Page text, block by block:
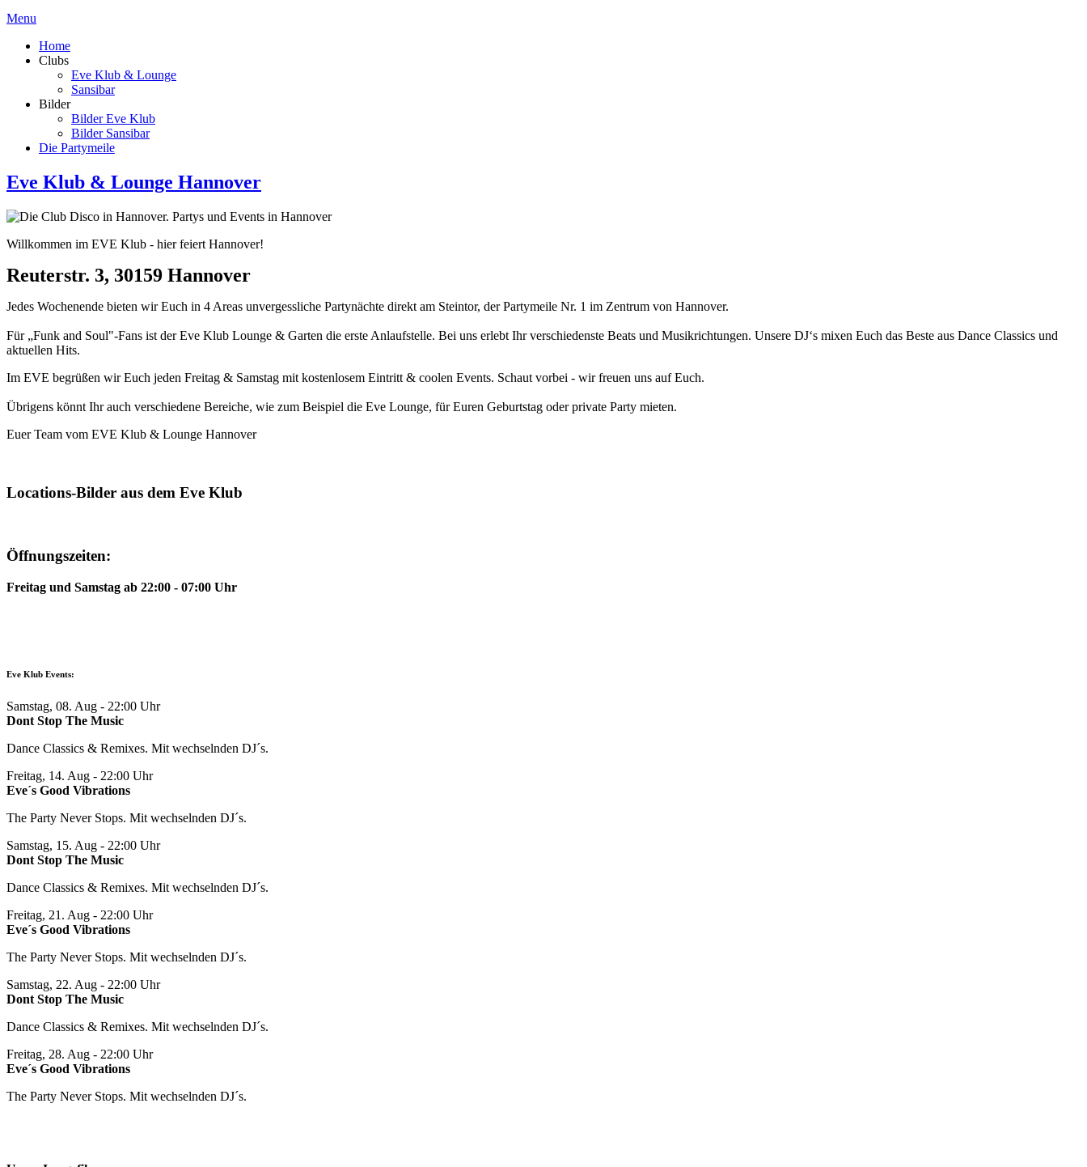
Menu
Home
Clubs
Eve Klub & Lounge
Sansibar
Bilder
Bilder Eve Klub
Bilder Sansibar
Die Partymeile
Eve Klub & Lounge Hannover
Willkommen im EVE Klub - hier feiert Hannover!
Reuterstr. 3, 30159 Hannover
Jedes Wochenende bieten wir Euch in 4 Areas unvergessliche Partynächte direkt am Steintor, der Partymeile Nr. 1 im Zentrum von Hannover.
Für „Funk and Soul"-Fans ist der Eve Klub Lounge & Garten die erste Anlaufstelle. Bei uns erlebt Ihr verschiedenste Beats und Musikrichtungen. Unsere DJ‘s mixen Euch das Beste aus Dance Classics und
aktuellen Hits.
Im EVE begrüßen wir Euch jeden Freitag & Samstag mit kostenlosem Eintritt & coolen Events. Schaut vorbei - wir freuen uns auf Euch.
Übrigens könnt Ihr auch verschiedene Bereiche, wie zum Beispiel die Eve Lounge, für Euren Geburtstag oder private Party mieten.
Euer Team vom EVE Klub & Lounge Hannover
Locations-Bilder aus dem Eve Klub
Öffnungszeiten:
Freitag und Samstag ab 22:00 - 07:00 Uhr
Eve Klub Events:
Samstag, 08. Aug - 22:00 Uhr
Dont Stop The Music
Dance Classics & Remixes. Mit wechselnden DJ´s.
Freitag, 14. Aug - 22:00 Uhr
Eve´s Good Vibrations
The Party Never Stops. Mit wechselnden DJ´s.
Samstag, 15. Aug - 22:00 Uhr
Dont Stop The Music
Dance Classics & Remixes. Mit wechselnden DJ´s.
Freitag, 21. Aug - 22:00 Uhr
Eve´s Good Vibrations
The Party Never Stops. Mit wechselnden DJ´s.
Samstag, 22. Aug - 22:00 Uhr
Dont Stop The Music
Dance Classics & Remixes. Mit wechselnden DJ´s.
Freitag, 28. Aug - 22:00 Uhr
Eve´s Good Vibrations
The Party Never Stops. Mit wechselnden DJ´s.